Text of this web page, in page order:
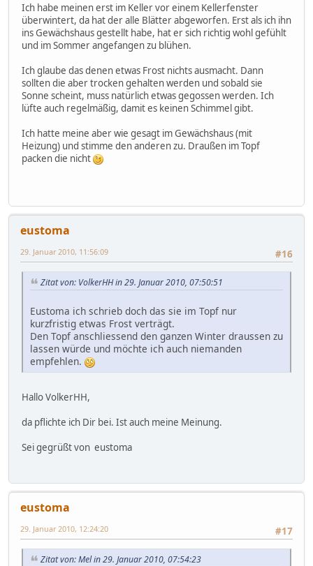
Ich habe meinen erst im Keller vor einem Kellerfenster
überwintert, da hat der alle Blätter abgeworfen. Erst als ich ihn
ins Gewächshaus gestellt habe, hat er sich richtig wohl gefühlt
und im Sommer angefangen zu blühen.
Ich glaube das denen etwas Frost nichts ausmacht. Dann
sollten die aber trocken gehalten werden und sobald sie
Sonne scheint, muss natürlich etwas gegossen werden. Ich
lüfte auch regelmäßig, damit es keinen Schimmel gibt.
Ich hatte meine aber wie gesagt im Gewächshaus (mit
Heizung) und stimme den anderen zu. Draußen im Topf
packen die nicht
eustoma
#16
29. Januar 2010, 11:56:09
Zitat von: VolkerHH in 29. Januar 2010, 07:50:51
Eustoma ich schrieb doch das sie im Topf nur
kurzfristig etwas Frost verträgt.
Den Topf anschliessend den ganzen Winter draussen zu
lassen würde und möchte ich auch niemanden
empfehlen.
Hallo VolkerHH,
da pflichte ich Dir bei. Ist auch meine Meinung.
Sei gegrüßt von eustoma
eustoma
#17
29. Januar 2010, 12:24:20
Zitat von: Mel in 29. Januar 2010, 07:54:23